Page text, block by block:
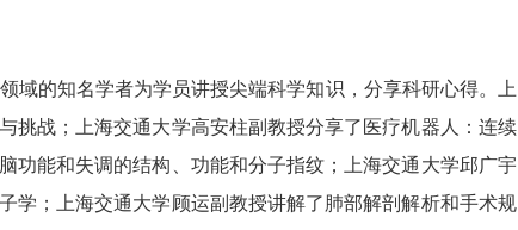
域的知名学者为学员讲授尖端科学知识，分享科研心得。上
挑战；上海交通大学高安柱副教授分享了医疗机器人：连续
功能和失调的结构、功能和分子指纹；上海交通大学邱广宇
学；上海交通大学顾运副教授讲解了肺部解剖解析和手术规